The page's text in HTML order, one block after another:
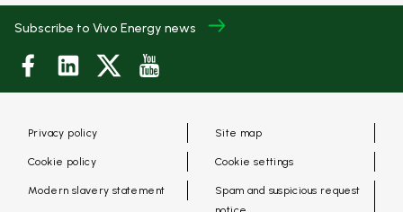
Subscribe to Vivo Energy news
Privacy policy Site map
Cookie policy Cookie settings
Modern slavery statement
Spam and suspicious request